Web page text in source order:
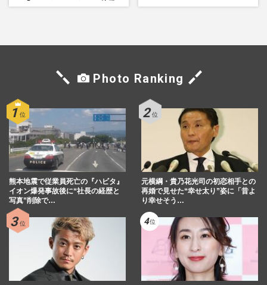
Photo Ranking
熊本地震で従業員死亡の『ハビタ』
イオン爆発事故後に“社長の経歴と
写真”削除で…
元横綱・貴乃花光司の初恋相手との
再婚で見せた“幸せ太り”姿に「昔よ
り幸せそう…